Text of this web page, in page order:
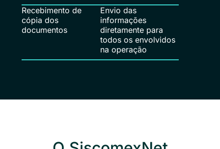
Recebimento de
cópia dos
documentos
Envio das
informações
diretamente para
todos os envolvidos
na operação